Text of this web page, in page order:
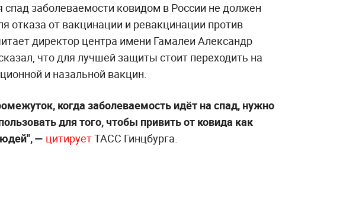
заболеваемости ковидом в России не должен
отказа от вакцинации и ревакцинации против
директор центра имени Гамалеи Александр
что для лучшей защиты стоит переходить на
и назальной вакцин.
когда заболеваемость идёт на спад, нужно
для того, чтобы привить от ковида как
— цитируетТАСС Гинцбурга.